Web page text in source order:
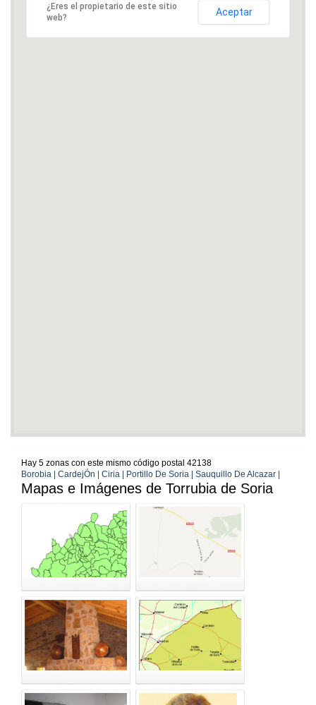
¿Eres el propietario de este sitio
web?
Aceptar
Hay 5 zonas con este mismo código postal 42138
Borobia | CardejÓn | Ciria | Portillo De Soria | Sauquillo De Alcazar |
Mapas e Imágenes de Torrubia de Soria